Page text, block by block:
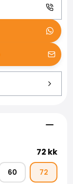
72 kk
60 72